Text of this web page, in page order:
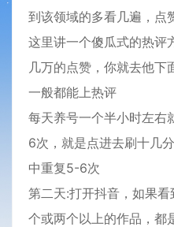
到该领域的多看几遍，点
这里讲一个傻瓜式的热评
几万的点赞，你就去他下
一般都能上热评
每天养号一个半小时左右
6次，就是点进去刷十几
中重复5-6次
第二天:打开抖音，如果
个或两个以上的作品，都